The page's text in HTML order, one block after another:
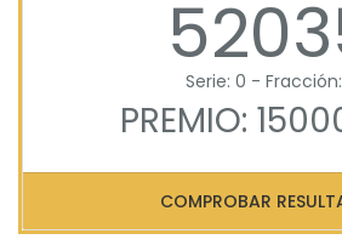
Serie: 0 -
PREMIO:
COMPROBAR